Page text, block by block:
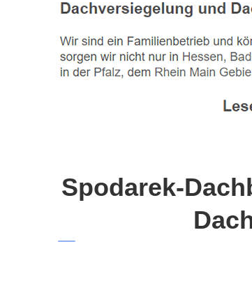
Spodarek-